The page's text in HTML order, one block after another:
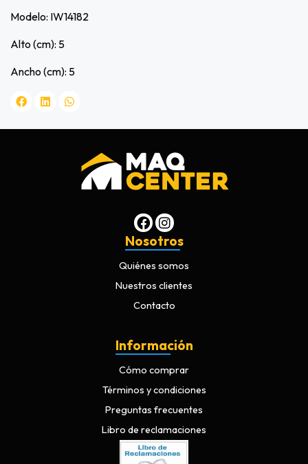
Modelo: IW14182
Alto (cm): 5
Ancho (cm): 5
Nosotros
Quiénes somos
Nuestros clientes
Contacto
Información
Cómo comprar
Términos y condiciones
Preguntas frecuentes
Libro de reclamaciones